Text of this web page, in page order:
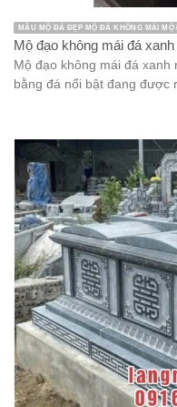
MẪU MỘ ĐÁ ĐẸP MỘ ĐÁ KHÔNG MÁI
Mộ đạo không mái đá
Mộ đạo không mái đá
bằng đá nổi bật đang được